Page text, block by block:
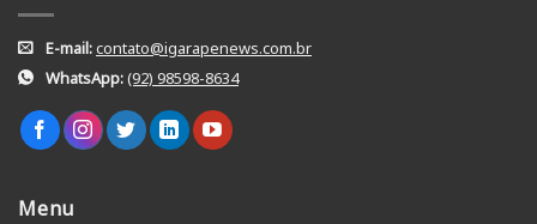
E-mail:contato@igarapenews.com.br
WhatsApp:(92) 98598-8634
Menu